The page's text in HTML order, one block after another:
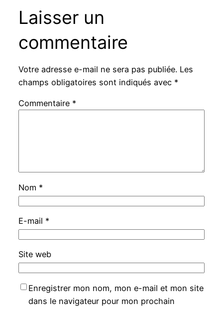
Laisser un
commentaire
Votre adresse e-mail ne sera pas publiée. Les
champs obligatoires sont indiqués avec *
Commentaire *
Nom *
E-mail *
Site web
Enregistrer mon nom, mon e-mail et mon site
dans le navigateur pour mon prochain